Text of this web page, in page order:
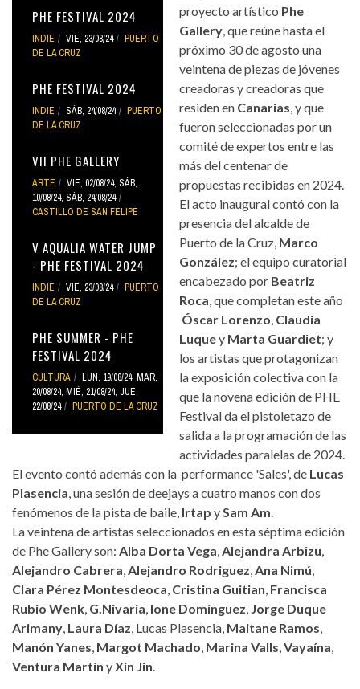
PHE FESTIVAL 2024
INDIE VIE, 23/08/24
PUERTO
DE LA CRUZ
PHE FESTIVAL 2024
INDIE SÁB, 24/08/24
PUERTO
DE LA CRUZ
VII PHE GALLERY
ARTE VIE, 02/08/24, SÁB,
10/08/24, SÁB, 24/08/24
CASTILLO DE SAN FELIPE
V AQUALIA WATER JUMP
- PHE FESTIVAL 2024
INDIE VIE, 23/08/24
PUERTO
DE LA CRUZ
PHE SUMMER - PHE
FESTIVAL 2024
CULTURA LUN, 19/08/24, MAR,
20/08/24, MIÉ, 21/08/24, JUE,
22/08/24
PUERTO DE LA CRUZ
proyecto artístico Phe
Gallery, que reúne hasta el
próximo 30 de agosto una
veintena de piezas de jóvenes
creadoras y creadoras que
residen en Canarias, y que
fueron seleccionadas por un
comité de expertos entre las
más del centenar de
propuestas recibidas en 2024.
El acto inaugural contó con la
presencia del alcalde de
Puerto de la Cruz, Marco
González; el equipo curatorial
encabezado por Beatriz
Roca, que completan este año
Óscar Lorenzo, Claudia
Luquey Marta Guardiet; y
los artistas que protagonizan
la exposición colectiva con la
que la novena edición de PHE
Festival da el pistoletazo de
salida a la programación de las
actividades paralelas de 2024.
El evento contó además con la performance 'Sales', de Lucas
Plasencia, una sesión de deejays a cuatro manos con dos
fenómenos de la pista de baile, Irtap ySam Am.
La veintena de artistas seleccionados en esta séptima edición
de Phe Gallery son: Alba Dorta Vega,Alejandra Arbizu,
Alejandro Cabrera,Alejandro Rodriguez,Ana Nimú,
Clara Pérez Montesdeoca, Cristina Guitian, Francisca
Rubio Wenk, G.Nivaria, Ione Domínguez, Jorge Duque
Arimany, Laura Díaz, Lucas Plasencia, Maitane Ramos,
Manón Yanes, Margot Machado, Marina Valls,Vayaína,
Ventura Martín yXin Jin.